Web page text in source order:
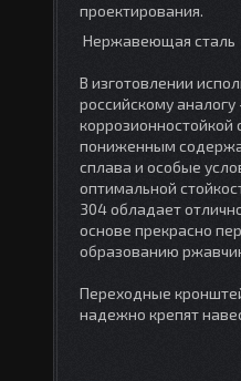
проектирования.
Нержавеющая сталь
В изготовлении
российскому
коррозионностойкой
пониженным
сплава и особые
оптимальной
304 обладает
основе прекрасно
образованию
Переходные
надежно крепят